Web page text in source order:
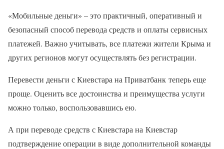
«Мобильные деньги» – это практичный, оперативный и
безопасный способ перевода средств и оплаты сервисных
платежей. Важно учитывать, все платежи жители Крыма и
других регионов могут осуществлять без регистрации.
Перевести деньги с Киевстара на Приватбанк теперь еще
проще. Оценить все достоинства и преимущества услуги
можно только, воспользовавшись ею.
А при переводе средств с Киевстара на Киевстар
подтверждение операции в виде дополнительной команды